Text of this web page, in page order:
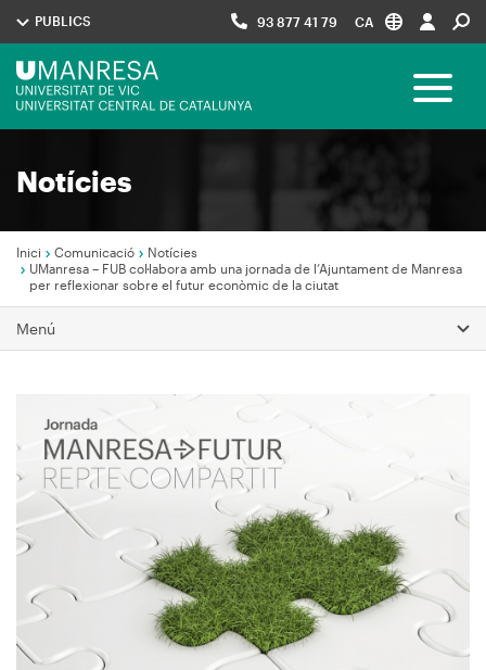
Menú
UManresa
PUBLICS 93 877 41 79 CA
Navegació
Toggle
Notícies
Fil
d'Ariadna
Inici Comunicació
Notícies
UManresa – FUB col·labora amb una jornada de l’Ajuntament de Manresa
per reflexionar sobre el futur econòmic de la ciutat
Menú
Imagen